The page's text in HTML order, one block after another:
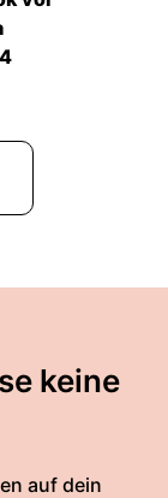
keine
auf dein